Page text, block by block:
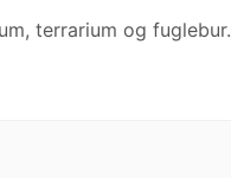
terrarium og fuglebur.